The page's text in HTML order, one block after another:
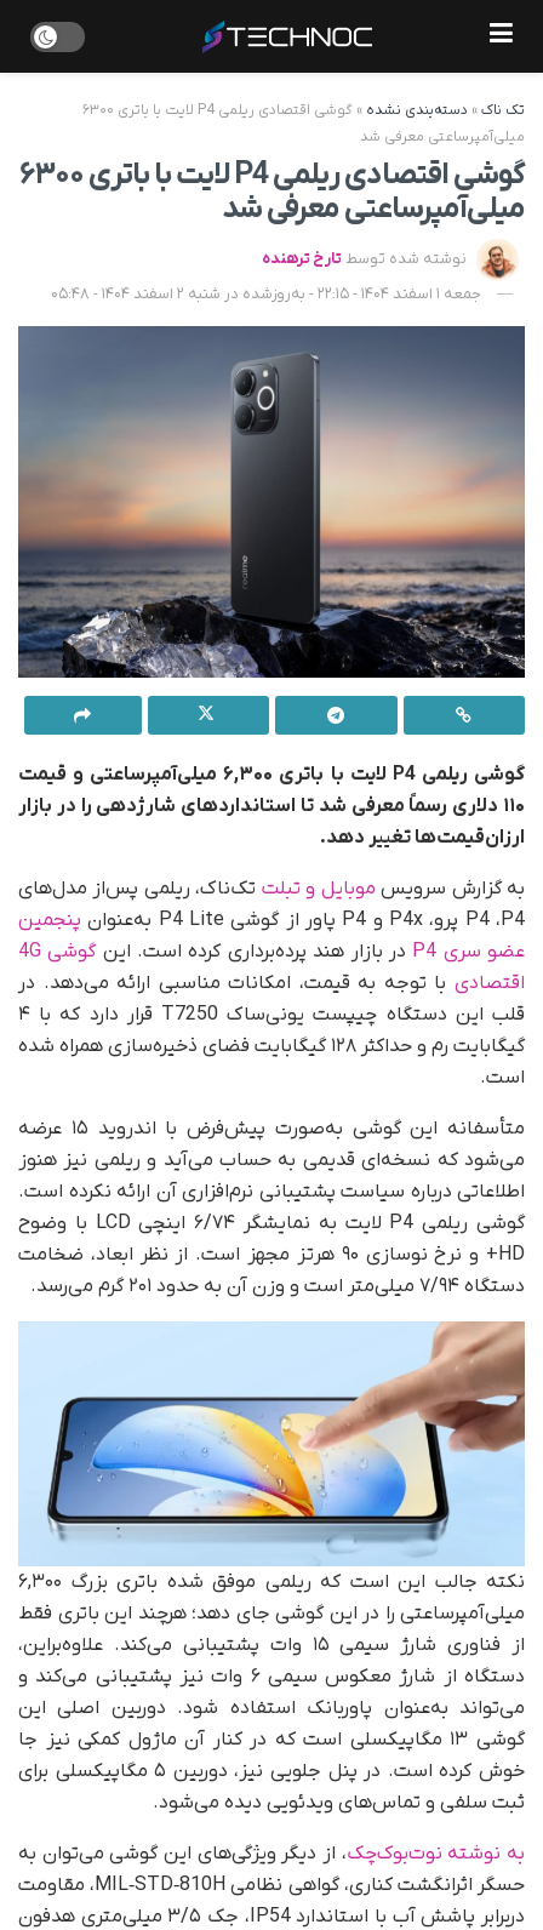
تک ناک» دسته‌بندی نشده »
گوشی اقتصادی ریلمی P4 لایت با باتری ۶۳۰۰
میلی‌آمپرساعتی معرفی شد
گوشی اقتصادی ریلمی P4 لایت با باتری ۶۳۰۰
میلی‌آمپرساعتی معرفی شد
نوشته شده توسط تارخ ترهنده
جمعه 1 اسفند 1404 - 22:15 - به‌روزشده در شنبه 2 اسفند 1404 - 05:48
گوشی ریلمی P4 لایت با باتری ۶,۳۰۰ میلی‌آمپرساعتی و قیمت
۱۱۰ دلاری رسماً معرفی شد تا استانداردهای شارژدهی را در بازار
ارزان‌قیمت‌ها تغییر دهد.
به گزارش سرویس موبایل و تبلت تک‌ناک، ریلمی پس‌از مدل‌های
P4 ،P4 پرو، P4x و P4 پاور از گوشی P4 Lite به‌عنوان
پنجمین
عضو سری P4
در بازار هند پرده‌برداری کرده است. این
گوشی 4G
اقتصادی با توجه به قیمت، امکانات مناسبی ارائه می‌دهد. در
قلب این دستگاه چیپست یونی‌ساک T7250 قرار دارد که با ۴
گیگابایت رم و حداکثر ۱۲۸ گیگابایت فضای ذخیره‌سازی همراه شده
است.
متأسفانه این گوشی به‌صورت پیش‌فرض با اندروید ۱۵ عرضه
می‌شود که نسخه‌ای قدیمی به حساب می‌آید و ریلمی نیز هنوز
اطلاعاتی درباره سیاست پشتیبانی نرم‌افزاری آن ارائه نکرده است.
گوشی ریلمی P4 لایت به نمایشگر ۶/۷۴ اینچی LCD با وضوح
HD+ و نرخ نوسازی ۹۰ هرتز مجهز است. از نظر ابعاد، ضخامت
دستگاه ۷/۹۴ میلی‌متر است و وزن آن به حدود ۲۰۱ گرم می‌رسد.
نکته جالب این است که ریلمی موفق شده باتری بزرگ ۶,۳۰۰
میلی‌آمپرساعتی را در این گوشی جای دهد؛ هرچند این باتری فقط
از فناوری شارژ سیمی ۱۵ وات پشتیبانی می‌کند. علاوه‌بر‌این،
دستگاه از شارژ معکوس سیمی ۶ وات نیز پشتیبانی می‌کند و
می‌تواند به‌عنوان پاوربانک استفاده شود. دوربین اصلی این
گوشی ۱۳ مگاپیکسلی است که در کنار آن ماژول کمکی نیز جا
خوش کرده است. در پنل جلویی نیز، دوربین ۵ مگاپیکسلی برای
ثبت سلفی و تماس‌های ویدئویی دیده می‌شود.
به نوشته نوت‌بوک‌چک، از دیگر ویژگی‌های این گوشی می‌توان به
حسگر اثرانگشت کناری، گواهی نظامی MIL‑STD‑810H، مقاومت
دربرابر پاشش آب با استاندارد IP54، جک ۳/۵ میلی‌متری هدفون